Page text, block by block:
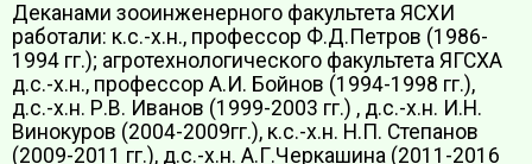
Деканами зооинженерного факультета ЯСХИ
работали: к.с.-х.н., профессор Ф.Д.Петров (1986-
1994 гг.); агротехнологического факультета ЯГСХА
д.с.-х.н., профессор А.И. Бойнов (1994-1998 гг.),
д.с.-х.н. Р.В. Иванов (1999-2003 гг.) , д.с.-х.н. И.Н.
Винокуров (2004-2009гг.), к.с.-х.н. Н.П. Степанов
(2009-2011 гг.), д.с.-х.н. А.Г.Черкашина (2011-2016